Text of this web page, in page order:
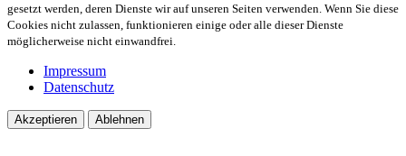
gesetzt werden, deren Dienste wir auf unseren Seiten verwenden. Wenn Sie diese
Cookies nicht zulassen, funktionieren einige oder alle dieser Dienste
möglicherweise nicht einwandfrei.
Impressum
Datenschutz
Akzeptieren Ablehnen